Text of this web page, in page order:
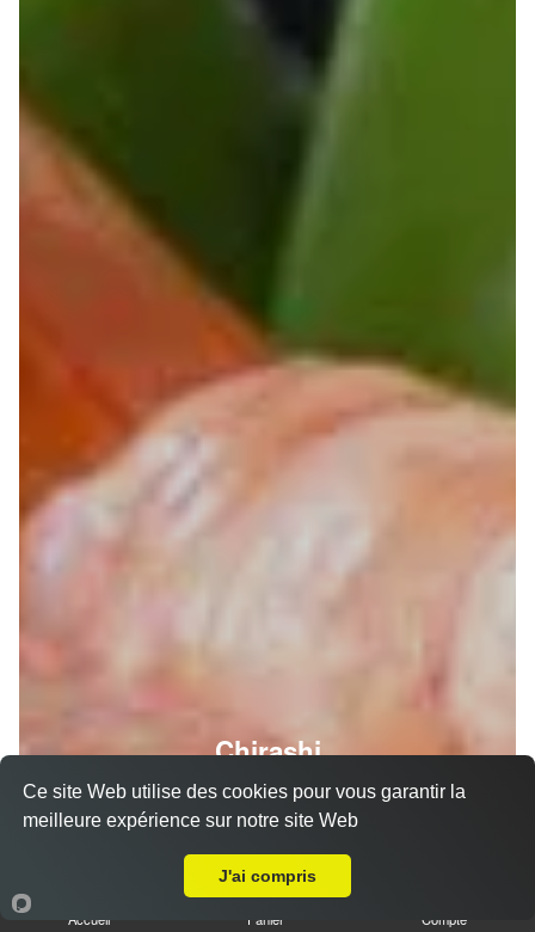
Chirashi
Accueil Panier Compte
Ce site Web utilise des cookies pour vous garantir la
meilleure expérience sur notre site Web
J'ai compris